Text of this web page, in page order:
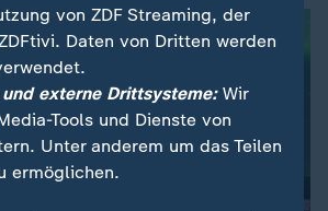
von ZDF Streaming, der
Daten von Dritten werden
und externe Drittsysteme:Wir
Tools und Dienste von
Unter anderem um das Teilen
ermöglichen.